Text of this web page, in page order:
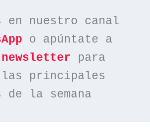
en nuestro canal
o apúntate a
newsletter para
principales
la semana